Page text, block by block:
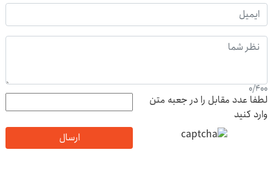
0/400
لطفا عدد مقابل را در جعبه متن
وارد کنید
ارسال